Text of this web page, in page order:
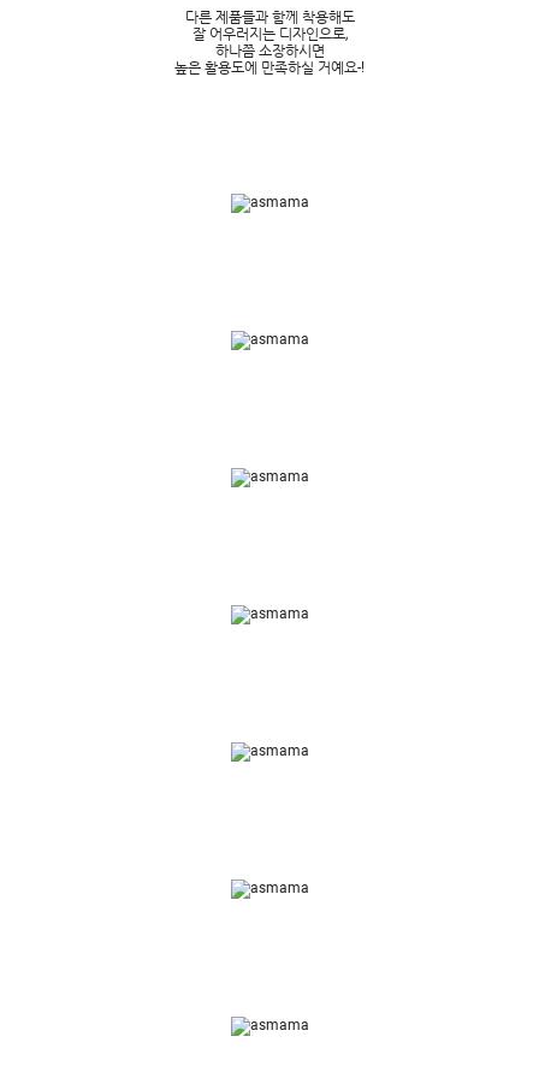
다른 제품들과 함께 착용해도
잘 어우러지는 디자인으로,
하나쯤 소장하시면
높은 활용도에 만족하실 거예요-!